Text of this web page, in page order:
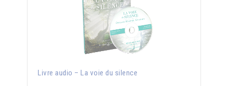
Livre audio – La voie du silence